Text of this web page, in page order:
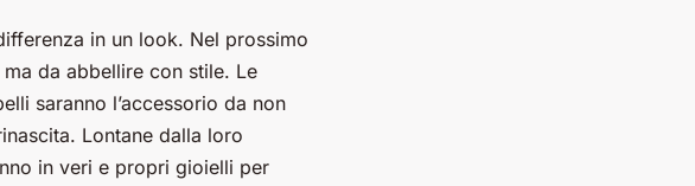
in un look. Nel prossimo
da abbellire con stile. Le
saranno l’accessorio da non
Lontane dalla loro
in veri e propri gioielli per